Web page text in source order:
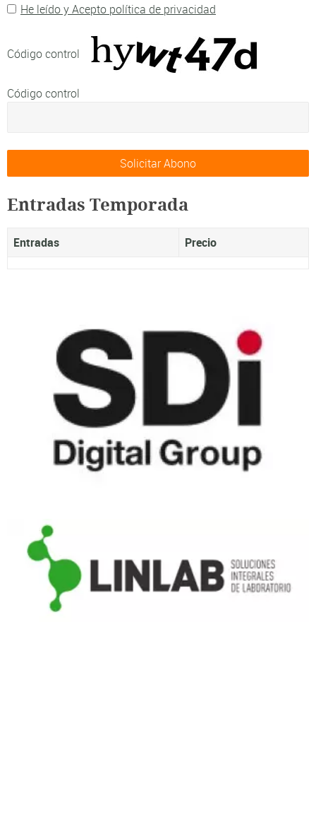
He leído y Acepto política de privacidad
Código control
Código control
Entradas Temporada
Entradas Precio